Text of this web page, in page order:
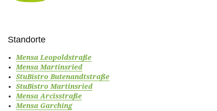
Standorte
Mensa Leopoldstraße
Mensa Martinsried
StuBistro Butenandtstraße
StuBistro Martinsried
Mensa Arcisstraße
Mensa Garching